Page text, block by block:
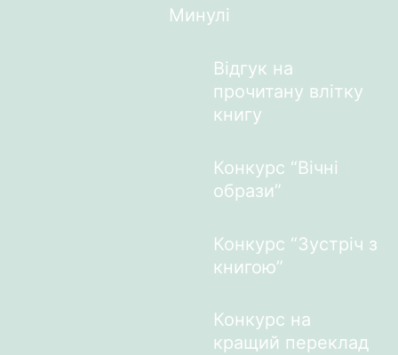
Минулі
Відгук на
прочитану влітку
книгу
Конкурс “Вічні
образи”
Конкурс “Зустріч з
книгою”
Конкурс на
кращий переклад